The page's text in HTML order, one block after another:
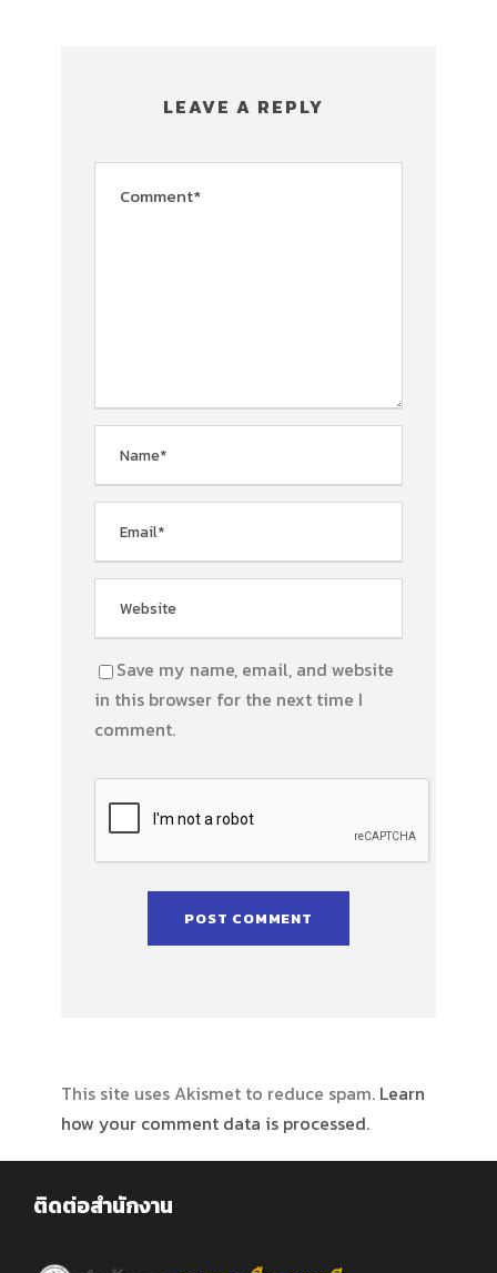
LEAVE A REPLY
Save my name, email, and website
in this browser for the next time I
comment.
This site uses Akismet to reduce spam. Learn
how your comment data is processed.
ติดต่อสำนักงาน